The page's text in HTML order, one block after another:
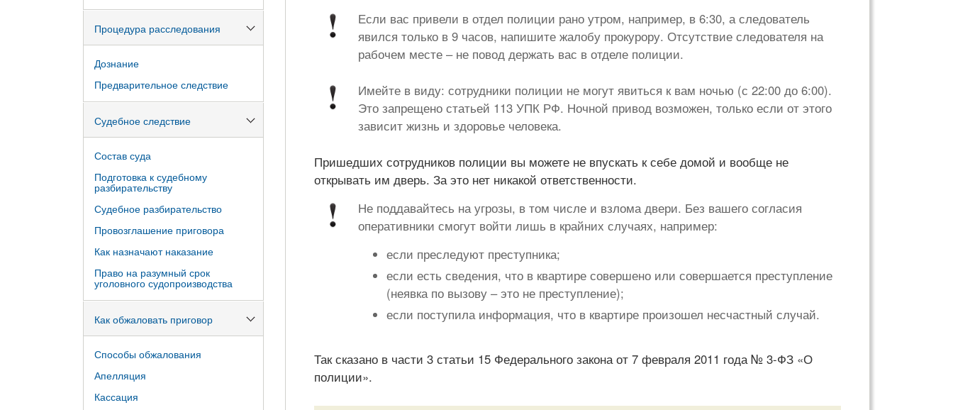
Если вас привели в отдел полиции рано утром, например, в 6:30, а следователь
явился только в 9 часов, напишите жалобу прокурору. Отсутствие следователя на
рабочем месте – не повод держать вас в отделе полиции.
Имейте в виду: сотрудники полиции не могут явиться к вам ночью (с 22:00 до 6:00).
Это запрещено статьей 113 УПК РФ. Ночной привод возможен, только если от этого
зависит жизнь и здоровье человека.
Пришедших сотрудников полиции вы можете не впускать к себе домой и вообще не
открывать им дверь. За это нет никакой ответственности.
Не поддавайтесь на угрозы, в том числе и взлома двери. Без вашего согласия
оперативники смогут войти лишь в крайних случаях, например:
если преследуют преступника;
если есть сведения, что в квартире совершено или совершается преступление
(неявка по вызову – это не преступление);
если поступила информация, что в квартире произошел несчастный случай.
Так сказано в части 3 статьи 15 Федерального закона от 7 февраля 2011 года № 3-ФЗ «О
полиции».
Процедура расследования
Дознание
Предварительное следствие
Судебное следствие
Состав суда
Подготовка к судебному
разбирательству
Судебное разбирательство
Провозглашение приговора
Как назначают наказание
Право на разумный срок
уголовного судопроизводства
Как обжаловать приговор
Способы обжалования
Апелляция
Кассация